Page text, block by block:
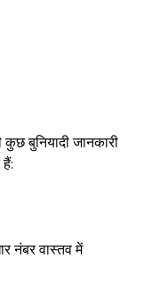
बुनियादी जानकारी
नंबर वास्तव में